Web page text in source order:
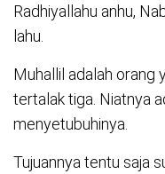
Radhiyallahu anhu,
lahu.
Muhallil adalah orang
tertalak tiga. Niatnya
menyetubuhinya.
Tujuannya tentu saja